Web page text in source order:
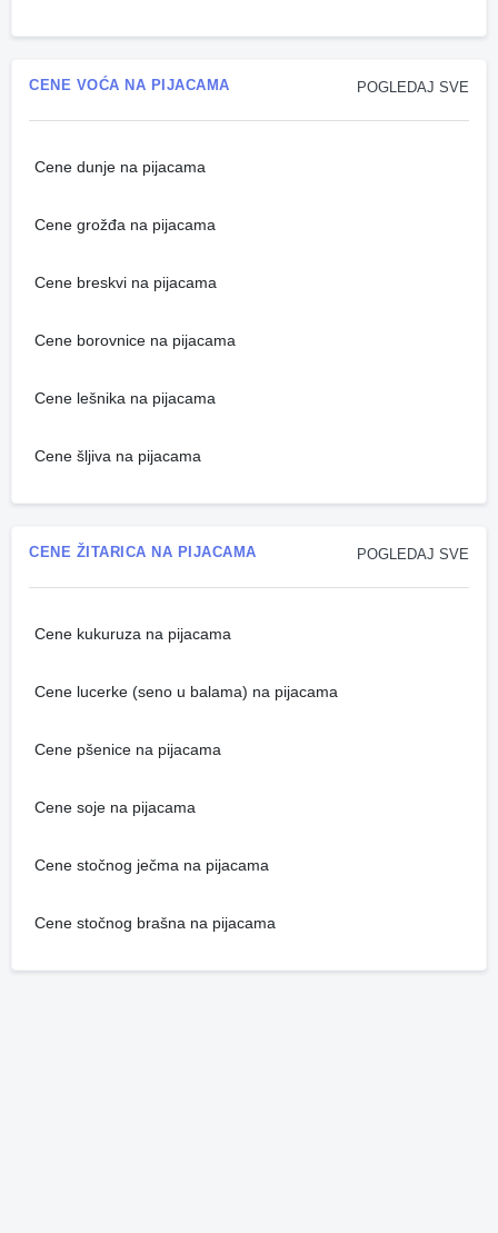
POGLEDAJ SVE
CENE VOĆA NA PIJACAMA
Cene dunje na pijacama
Cene grožđa na pijacama
Cene breskvi na pijacama
Cene borovnice na pijacama
Cene lešnika na pijacama
Cene šljiva na pijacama
POGLEDAJ SVE
CENE ŽITARICA NA PIJACAMA
Cene kukuruza na pijacama
Cene lucerke (seno u balama) na pijacama
Cene pšenice na pijacama
Cene soje na pijacama
Cene stočnog ječma na pijacama
Cene stočnog brašna na pijacama